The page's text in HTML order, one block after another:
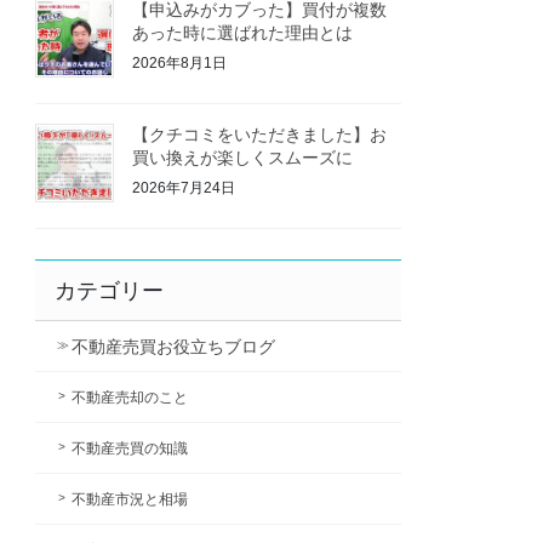
【申込みがカブった】買付が複数
あった時に選ばれた理由とは
2026年8月1日
【クチコミをいただきました】お
買い換えが楽しくスムーズに
2026年7月24日
カテゴリー
不動産売買お役立ちブログ
不動産売却のこと
不動産売買の知識
不動産市況と相場